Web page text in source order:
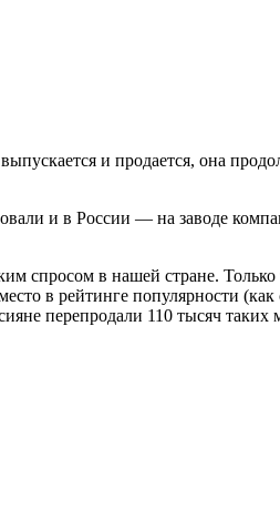
и продается, она
и в России — на заводе
спросом в нашей стране.
в рейтинге популярности
перепродали 110 тысяч таких